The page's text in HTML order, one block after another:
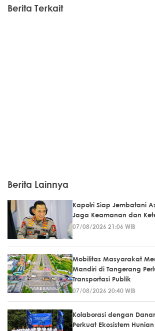
Berita Terkait
Berita Lainnya
Kapolri Siap Jembatani
Jaga Keamanan dan
07/08/2026 21:06 WIB
Mobilitas Masyarakat
Mandiri di Tangerang
Transportasi Publik
07/08/2026 20:40 WIB
Kolaborasi dengan
Perkuat Ekosistem